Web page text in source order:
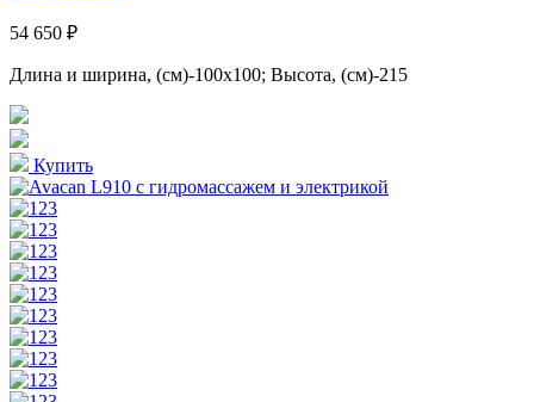
54 650 ₽
Длина и ширина, (см)-100x100; Высота, (см)-215
Купить